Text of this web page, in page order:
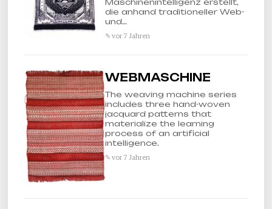
Maschinenintelligenz erstellt,
die anhand traditioneller Web-
und…
✎ vor 7 Jahren
WEBMASCHINE
The weaving machine series
includes three hand-woven
jacquard patterns that
materialize the learning
process of an artificial
intelligence.
✎ vor 7 Jahren